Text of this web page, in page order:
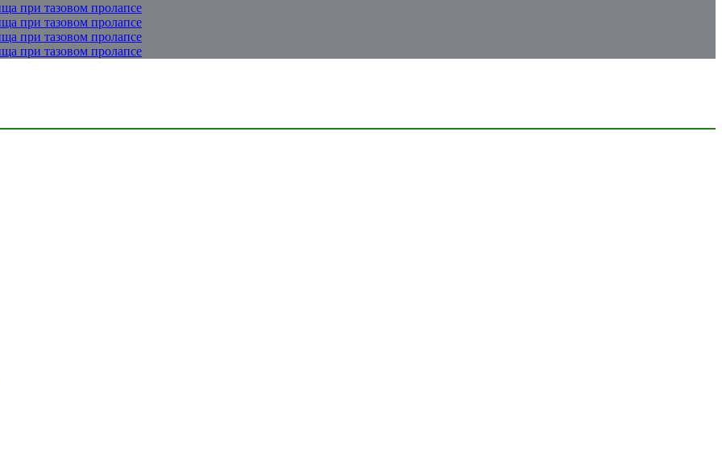
при тазовом пролапсе
при тазовом пролапсе
при тазовом пролапсе
при тазовом пролапсе